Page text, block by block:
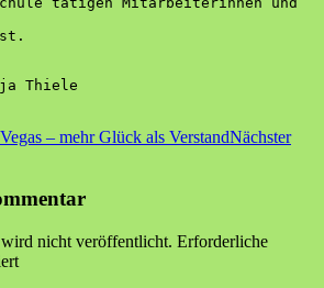
Thiele
– mehr Glück als VerstandNächster
nicht veröffentlicht. Erforderliche